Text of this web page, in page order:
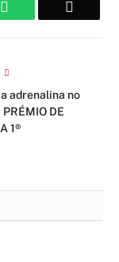
WhatsApp
adrenalina no
DE
1®